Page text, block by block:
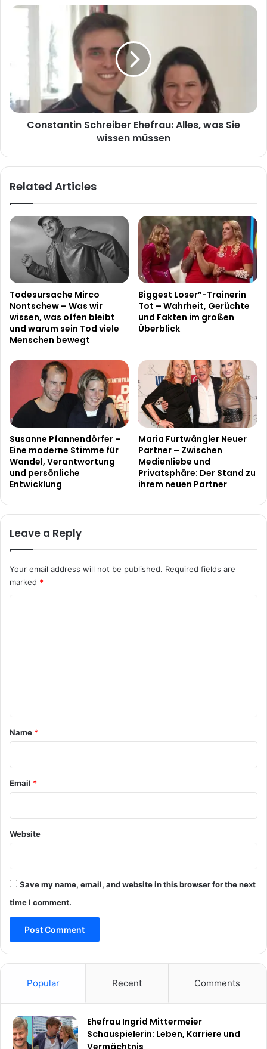
Constantin
Alles,
wissen
müssen
Constantin Schreiber Ehefrau: Alles, was Sie
wissen müssen
Related Articles
Todesursache Mirco
Nontschew – Was wir
wissen, was offen bleibt
und warum sein Tod viele
Menschen bewegt
Biggest Loser”-Trainerin
Tot – Wahrheit, Gerüchte
und Fakten im großen
Überblick
Susanne Pfannendörfer –
Eine moderne Stimme für
Wandel, Verantwortung
und persönliche
Entwicklung
Maria Furtwängler Neuer
Partner – Zwischen
Medienliebe und
Privatsphäre: Der Stand zu
ihrem neuen Partner
Leave a Reply
Your email address will not be published. Required fields are
marked *
*
Name *
Email *
Website
Save my name, email, and website in this browser for the next
time I comment.
Popular Recent Comments
Ehefrau Ingrid Mittermeier
Schauspielerin: Leben, Karriere und
Vermächtnis